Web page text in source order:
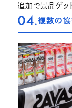
追加で景品ゲッ
04.複数の協